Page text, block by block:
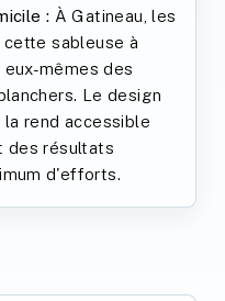
: À Gatineau, les
sableuse à
mêmes des
Le design
rend accessible
des résultats
d'efforts.